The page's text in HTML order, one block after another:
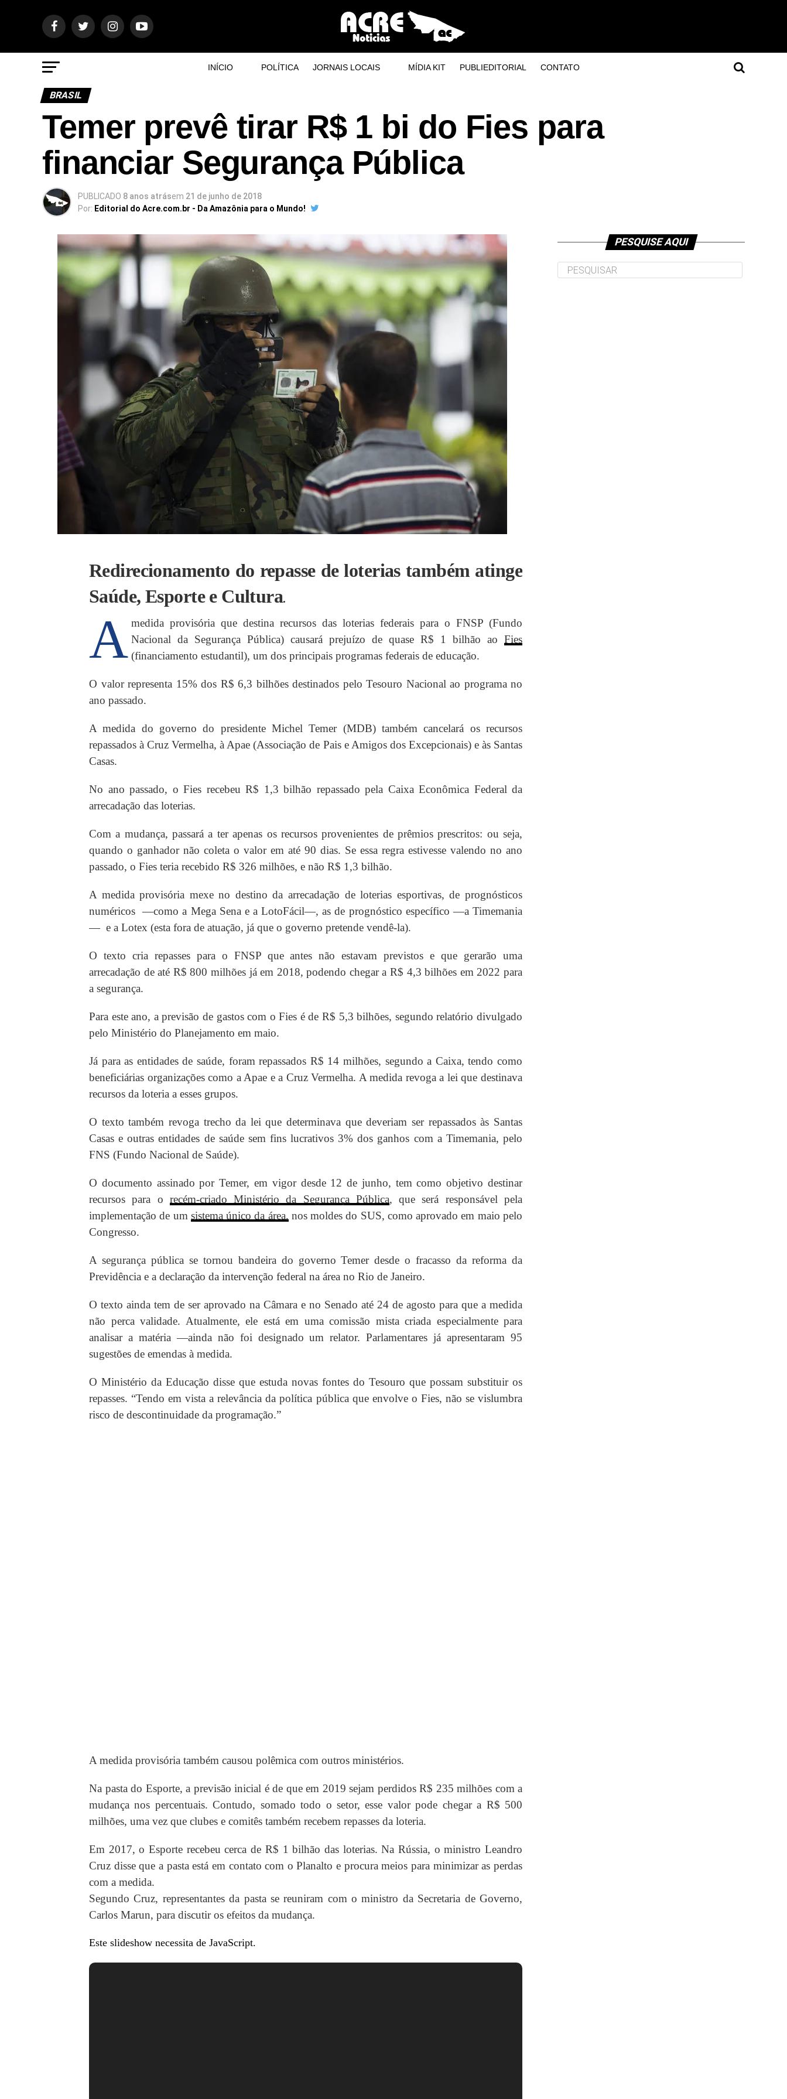
INÍCIO POLÍTICA JORNAIS LOCAIS MÍDIA KIT PUBLIEDITORIAL CONTATO
BRASIL
Temer prevê tirar R$ 1 bi do Fies para
financiar Segurança Pública
PUBLICADO 8 anos atrásem 21 de junho de 2018
Por: Editorial do Acre.com.br - Da Amazônia para o Mundo!
Redirecionamento do repasse de loterias também atinge
Saúde, Esporte e Cultura.
A medida provisória que destina recursos das loterias federais para o FNSP (Fundo
Nacional da Segurança Pública) causará prejuízo de quase R$ 1 bilhão ao Fies
(financiamento estudantil), um dos principais programas federais de educação.
O valor representa 15% dos R$ 6,3 bilhões destinados pelo Tesouro Nacional ao programa no
ano passado.
A medida do governo do presidente Michel Temer (MDB) também cancelará os recursos
repassados à Cruz Vermelha, à Apae (Associação de Pais e Amigos dos Excepcionais) e às Santas
Casas.
No ano passado, o Fies recebeu R$ 1,3 bilhão repassado pela Caixa Econômica Federal da
arrecadação das loterias.
Com a mudança, passará a ter apenas os recursos provenientes de prêmios prescritos: ou seja,
quando o ganhador não coleta o valor em até 90 dias. Se essa regra estivesse valendo no ano
passado, o Fies teria recebido R$ 326 milhões, e não R$ 1,3 bilhão.
A medida provisória mexe no destino da arrecadação de loterias esportivas, de prognósticos
numéricos —como a Mega Sena e a LotoFácil—​, as de prognóstico específico —a Timemania
— ​​ e a Lotex (esta fora de atuação, já que o governo pretende vendê-la).
O texto cria repasses para o FNSP que antes não estavam previstos e que gerarão uma
arrecadação de até R$ 800 milhões já em 2018, podendo chegar a R$ 4,3 bilhões em 2022 para
a segurança.
Para este ano, a previsão de gastos com o Fies é de R$ 5,3 bilhões, segundo relatório divulgado
pelo Ministério do Planejamento em maio.
Já para as entidades de saúde, foram repassados R$ 14 milhões, segundo a Caixa, tendo como
beneficiárias organizações como a Apae e a Cruz Vermelha. A medida revoga a lei que destinava
recursos da loteria a esses grupos.
O texto também revoga trecho da lei que determinava que deveriam ser repassados às Santas
Casas e outras entidades de saúde sem fins lucrativos 3% dos ganhos com a Timemania, pelo
FNS (Fundo Nacional de Saúde).
O documento assinado por Temer, em vigor desde 12 de junho, tem como objetivo destinar
recursos para o recém-criado Ministério da Segurança Pública, que será responsável pela
implementação de um sistema único da área, nos moldes do SUS, como aprovado em maio pelo
Congresso.
A segurança pública se tornou bandeira do governo Temer desde o fracasso da reforma da
Previdência e a declaração da intervenção federal na área no Rio de Janeiro.
O texto ainda tem de ser aprovado na Câmara e no Senado até 24 de agosto para que a medida
não perca validade. Atualmente, ele está em uma comissão mista criada especialmente para
analisar a matéria —ainda não foi designado um relator. Parlamentares já apresentaram 95
sugestões de emendas à medida.
O Ministério da Educação disse que estuda novas fontes do Tesouro que possam substituir os
repasses. “Tendo em vista a relevância da política pública que envolve o Fies, não se vislumbra
risco de descontinuidade da programação.”
A medida provisória também causou polêmica com outros ministérios.
Na pasta do Esporte, a previsão inicial é de que em 2019 sejam perdidos R$ 235 milhões com a
mudança nos percentuais. Contudo, somado todo o setor, esse valor pode chegar a R$ 500
milhões, uma vez que clubes e comitês também recebem repasses da loteria.
Em 2017, o Esporte recebeu cerca de R$ 1 bilhão das loterias. Na Rússia, o ministro Leandro
Cruz disse que a pasta está em contato com o Planalto e procura meios para minimizar as perdas
com a medida.
Segundo Cruz, representantes da pasta se reuniram com o ministro da Secretaria de Governo,
Carlos Marun, para discutir os efeitos da mudança.
Este slideshow necessita de JavaScript.
PESQUISE AQUI